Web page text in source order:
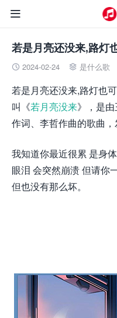

若是月亮还没来,路灯
 2024-02-24  是什么歌
若是月亮还没来,路灯也
叫《若月亮没来》，是
作词、李哲作曲的歌曲，
我知道你最近很累 是身
眼泪 会突然崩溃 但请你
但也没有那么坏。